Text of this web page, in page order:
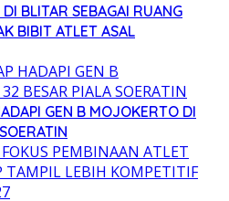
BLITAR SEBAGAI RUANG
BIBIT ATLET ASAL
GEN B MOJOKERTO DI